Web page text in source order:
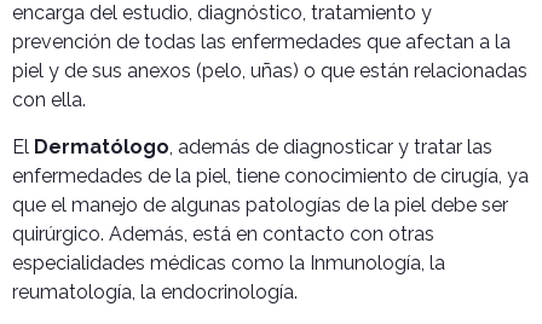
encarga del estudio, diagnóstico, tratamiento y
prevención de todas las enfermedades que afectan a la
piel y de sus anexos (pelo, uñas) o que están relacionadas
con ella.
El Dermatólogo , además de diagnosticar y tratar las
enfermedades de la piel, tiene conocimiento de cirugía, ya
que el manejo de algunas patologías de la piel debe ser
quirúrgico. Además, está en contacto con otras
especialidades médicas como la Inmunología, la
reumatología, la endocrinología.